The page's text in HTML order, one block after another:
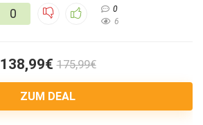
0
0
6
138,99€ 175,99€
ZUM DEAL